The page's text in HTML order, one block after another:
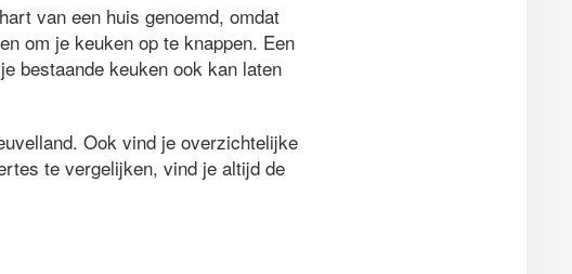
van een huis genoemd, omdat
om je keuken op te knappen. Een
bestaande keuken ook kan laten
Ook vind je overzichtelijke
te vergelijken, vind je altijd de